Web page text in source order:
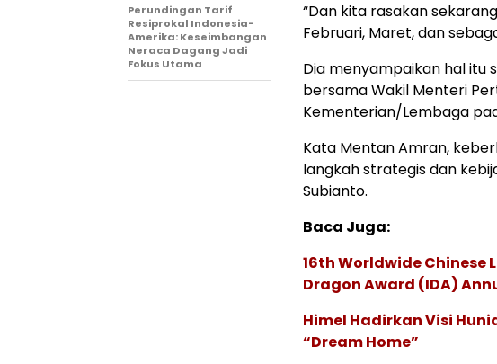
“Dan kita rasakan
Februari, Maret, dan
Dia menyampaikan hal itu
bersama Wakil Menteri
Kementerian/Lembaga
Kata Mentan Amran,
langkah strategis dan
Subianto.
Baca Juga:
16th Worldwide Chinese
Dragon Award (IDA)
Himel Hadirkan Visi
“Dream Home”
Perundingan Tarif
Resiprokal Indonesia-
Amerika: Keseimbangan
Neraca Dagang Jadi
Fokus Utama